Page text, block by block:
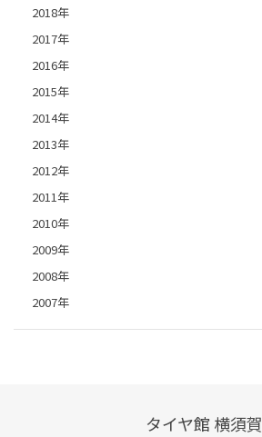
2018年
2017年
2016年
2015年
2014年
2013年
2012年
2011年
2010年
2009年
2008年
2007年
タイヤ館 横須賀